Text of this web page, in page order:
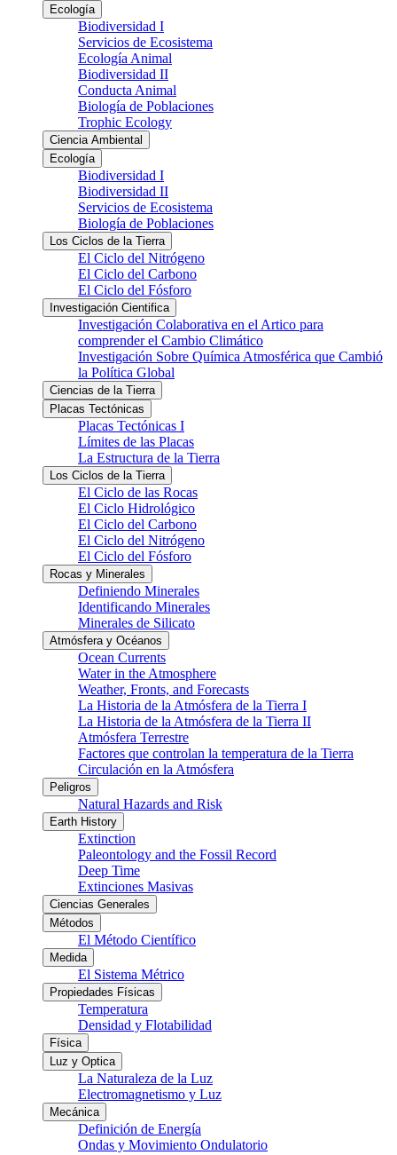
Ecología
Biodiversidad I
Servicios de Ecosistema
Ecología Animal
Biodiversidad II
Conducta Animal
Biología de Poblaciones
Trophic Ecology
Ciencia Ambiental
Ecología
Biodiversidad I
Biodiversidad II
Servicios de Ecosistema
Biología de Poblaciones
Los Ciclos de la Tierra
El Ciclo del Nitrógeno
El Ciclo del Carbono
El Ciclo del Fósforo
Investigación Cientifica
Investigación Colaborativa en el Artico para
comprender el Cambio Climático
Investigación Sobre Química Atmosférica que Cambió
la Política Global
Ciencias de la Tierra
Placas Tectónicas
Placas Tectónicas I
Límites de las Placas
La Estructura de la Tierra
Los Ciclos de la Tierra
El Ciclo de las Rocas
El Ciclo Hidrológico
El Ciclo del Carbono
El Ciclo del Nitrógeno
El Ciclo del Fósforo
Rocas y Minerales
Definiendo Minerales
Identificando Minerales
Minerales de Silicato
Atmósfera y Océanos
Ocean Currents
Water in the Atmosphere
Weather, Fronts, and Forecasts
La Historia de la Atmósfera de la Tierra I
La Historia de la Atmósfera de la Tierra II
Atmósfera Terrestre
Factores que controlan la temperatura de la Tierra
Circulación en la Atmósfera
Peligros
Natural Hazards and Risk
Earth History
Extinction
Paleontology and the Fossil Record
Deep Time
Extinciones Masivas
Ciencias Generales
Métodos
El Método Científico
Medida
El Sistema Métrico
Propiedades Físicas
Temperatura
Densidad y Flotabilidad
Física
Luz y Optica
La Naturaleza de la Luz
Electromagnetismo y Luz
Mecánica
Definición de Energía
Ondas y Movimiento Ondulatorio